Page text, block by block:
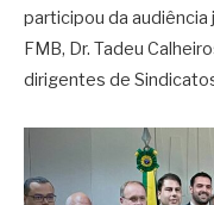
participou da
FMB, Dr. Tadeu
dirigentes de